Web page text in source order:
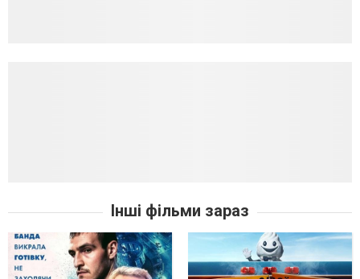
Інші фільми зараз